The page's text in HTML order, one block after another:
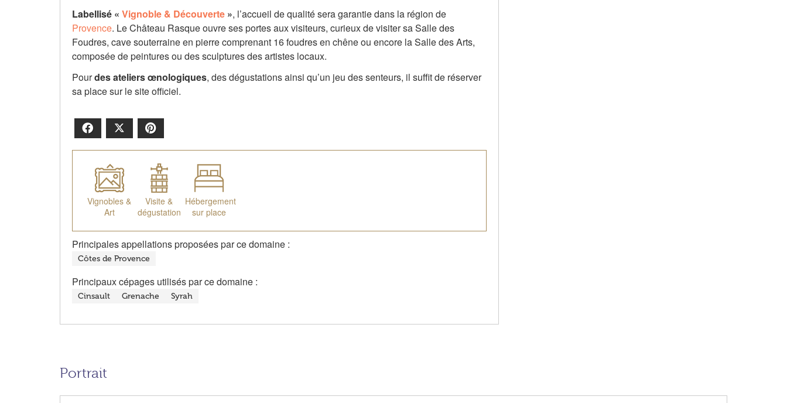
Labellisé « Vignoble & Découverte », l’accueil de qualité sera garantie dans la région de
Provence. Le Château Rasque ouvre ses portes aux visiteurs, curieux de visiter sa Salle des
Foudres, cave souterraine en pierre comprenant 16 foudres en chêne ou encore la Salle des Arts,
composée de peintures ou des sculptures des artistes locaux.
Pourdes ateliers œnologiques, des dégustations ainsi qu’un jeu des senteurs, il suffit de réserver
sa place sur le site officiel.
Facebook
Vignobles &
Art
Visite &
dégustation
Hébergement
sur place
Principales appellations proposées par ce domaine :
Côtes de Provence
Principaux cépages utilisés par ce domaine :
Cinsault Grenache Syrah
Portrait